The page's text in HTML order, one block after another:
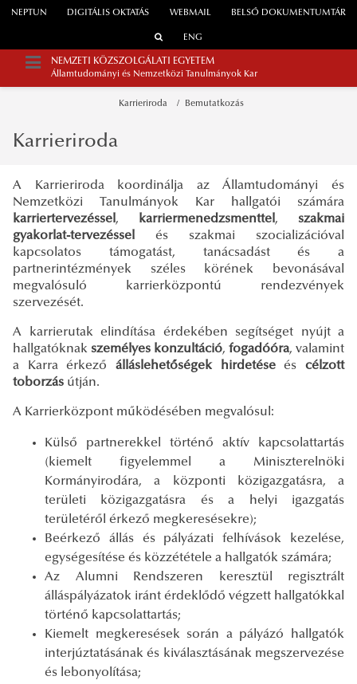
WEBMAIL
NEPTUN DIGITÁLIS OKTATÁS BELSŐ DOKUMENTUMTÁR
ENG
NEMZETI KÖZSZOLGÁLATI EGYETEM
Államtudományi és Nemzetközi Tanulmányok Kar
Karrieriroda Bemutatkozás
Karrieriroda
A Karrieriroda koordinálja az Államtudományi és
Nemzetközi Tanulmányok Kar hallgatói számára
karriertervezéssel , karriermenedzsmenttel , szakmai
gyakorlat-tervezéssel
és szakmai szocializációval
kapcsolatos támogatást, tanácsadást és a
partnerintézmények széles körének bevonásával
megvalósuló karrierközpontú rendezvények
szervezését.
A karrierutak elindítása érdekében segítséget nyújt a
hallgatóknak személyes konzultáció, fogadóóra, valamint
a Karra érkező álláslehetőségek hirdetéseéscélzott
toborzás útján.
A Karrierközpont működésében megvalósul:
Külső partnerekkel történő aktív kapcsolattartás
(kiemelt figyelemmel a Miniszterelnöki
Kormányirodára, a központi közigazgatásra, a
területi közigazgatásra és a helyi igazgatás
területéről érkező megkeresésekre);
Beérkező állás és pályázati felhívások kezelése,
egységesítése és közzététele a hallgatók számára;
Az Alumni Rendszeren keresztül regisztrált
álláspályázatok iránt érdeklődő végzett hallgatókkal
történő kapcsolattartás;
Kiemelt megkeresések során a pályázó hallgatók
interjúztatásának és kiválasztásának megszervezése
és lebonyolítása;